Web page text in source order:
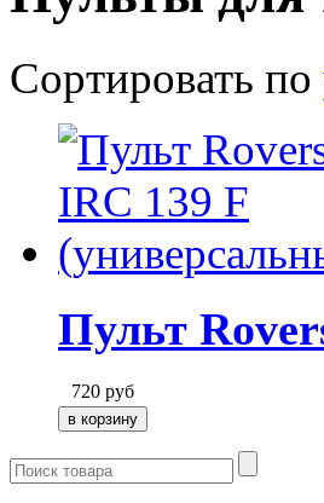
Сортировать по
Пульт
720 руб